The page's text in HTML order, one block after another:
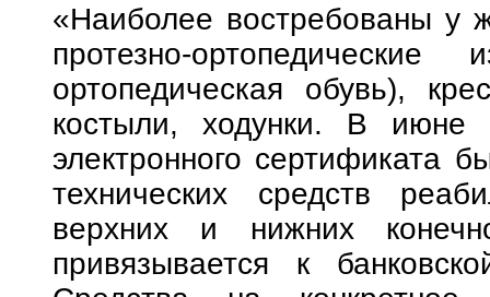
«Наиболее востребованы у
протезно-
ортопедическая обувь),
костыли, ходунки. В июне
электронного сертификата
технических средств
верхних и нижних
привязывается к